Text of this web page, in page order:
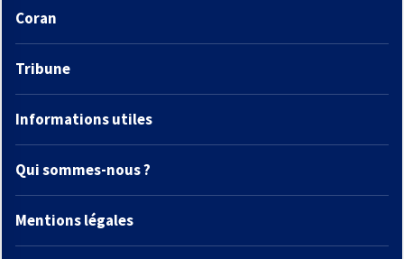
Coran
Tribune
Informations utiles
Qui sommes-nous ?
Mentions légales